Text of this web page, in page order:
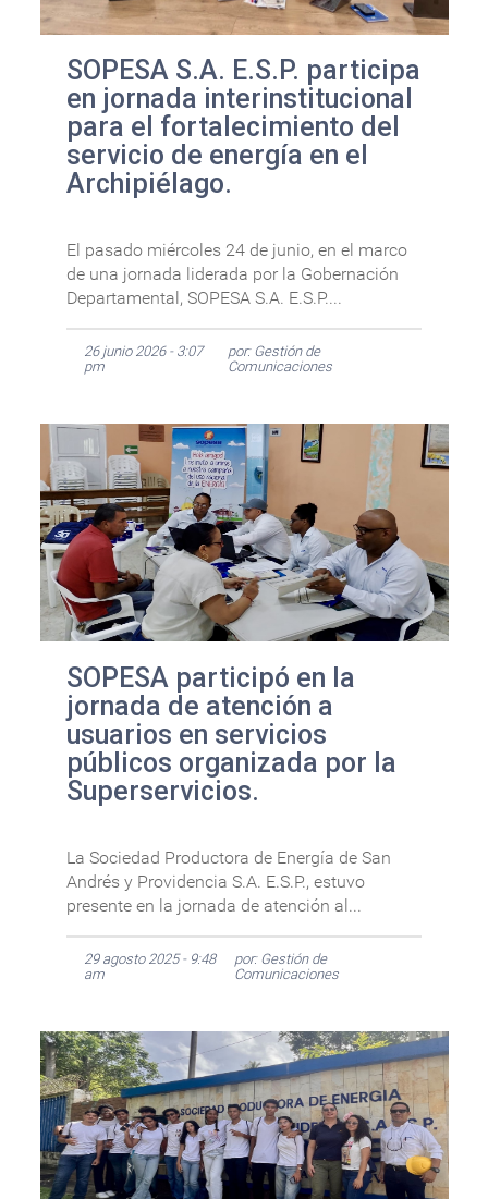
SOPESA S.A. E.S.P. participa
en jornada interinstitucional
para el fortalecimiento del
servicio de energía en el
Archipiélago.
El pasado miércoles 24 de junio, en el marco
de una jornada liderada por la Gobernación
Departamental, SOPESA S.A. E.S.P....
26 junio 2026 - 3:07
pm
por: Gestión de
Comunicaciones
SOPESA participó en la
jornada de atención a
usuarios en servicios
públicos organizada por la
Superservicios.
La Sociedad Productora de Energía de San
Andrés y Providencia S.A. E.S.P., estuvo
presente en la jornada de atención al...
29 agosto 2025 - 9:48
am
por: Gestión de
Comunicaciones